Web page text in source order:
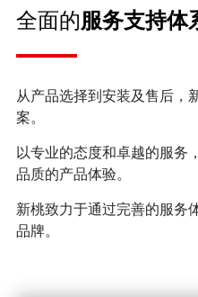
全面的服务支持体
从产品选择到安装及售后，
案。
以专业的态度和卓越的服务
品质的产品体验。
新桃致力于通过完善的服务
品牌。